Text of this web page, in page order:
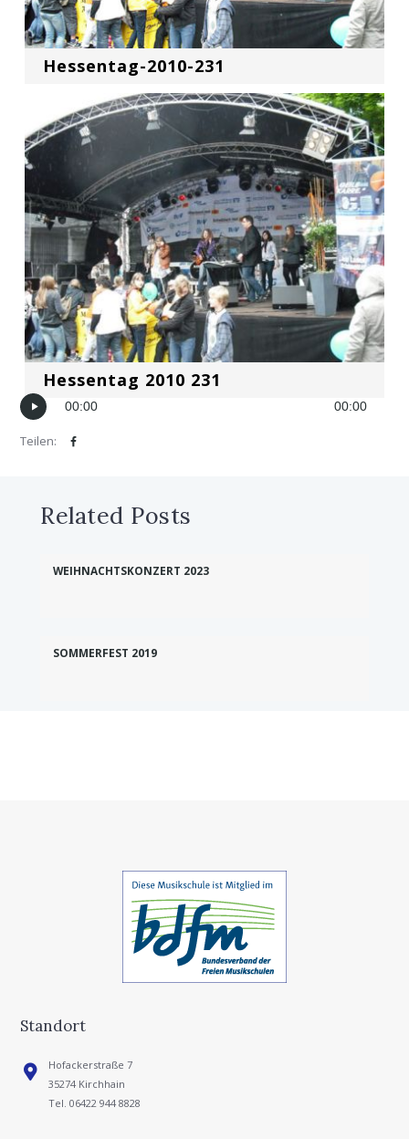
Hessentag-2010-231
Hessentag 2010 231
00:00 00:00
Teilen:
Related Posts
WEIHNACHTSKONZERT 2023
SOMMERFEST 2019
Standort
Hofackerstraße 7
35274 Kirchhain
Tel. 06422 944 8828